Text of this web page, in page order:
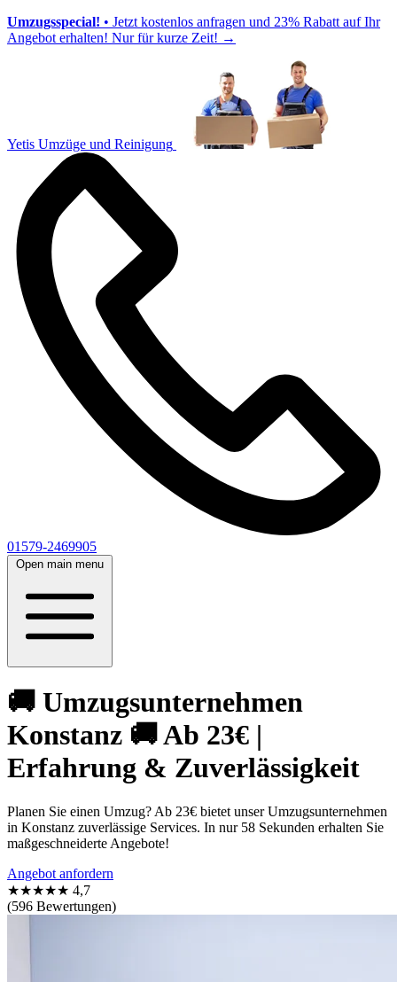
Umzugsspecial! • Jetzt kostenlos anfragen und 23% Rabatt auf Ihr
Angebot erhalten! Nur für kurze Zeit! →
Yetis Umzüge und Reinigung
01579-2469905
Open main menu
🚚 Umzugsunternehmen
Konstanz 🚚 Ab 23€ |
Erfahrung & Zuverlässigkeit
Planen Sie einen Umzug? Ab 23€ bietet unser Umzugsunternehmen
in Konstanz zuverlässige Services. In nur 58 Sekunden erhalten Sie
maßgeschneiderte Angebote!
Angebot anfordern
★★★★★ 4,7
(596 Bewertungen)